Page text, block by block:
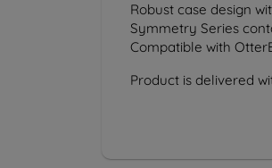
Robust case design
Symmetry Series
Compatible with
Product is delivered